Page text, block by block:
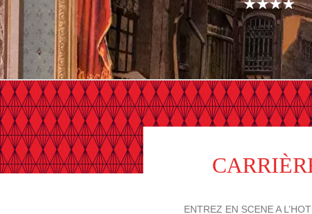
ENTREZ EN SCENE A